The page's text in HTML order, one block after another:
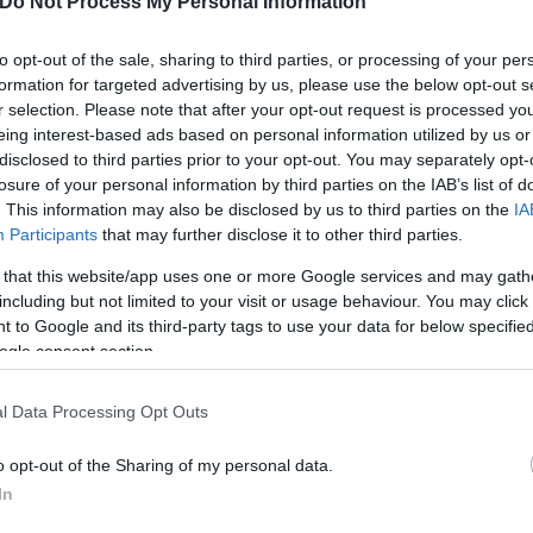
opt-out of the sale, sharing to third parties, or processing of your
for targeted advertising by us, please use the below opt-out
selection. Please note that after your opt-out request is processed
interest-based ads based on personal information utilized by us
to third parties prior to your opt-out. You may separately
of your personal information by third parties on the IAB’s list of
This information may also be disclosed by us to third parties on the
Participants that may further disclose it to other third parties.
that this website/app uses one or more Google services and may
but not limited to your visit or usage behaviour. You may
to Google and its third-party tags to use your data for below
consent section.
Data Processing Opt Outs
opt-out of the Sharing of my personal data.
είναι εγκλωβισμένος στο γραφείο του και το
να διαφύγει. Θέλω να δηλώσω απερίφραστα πως
Σήμερα στο Πανεπιστήμιο θα αναγορεύσουμε
το Πολιτικό Σύστημα τις ευθύνες του και ας
να πάψουν τέτοιες αντιδημοκρατικές και
Το Δημόσιο Πανεπιστήμιο ανήκει σε όλους και